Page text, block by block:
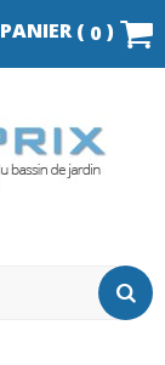
PANIER ( 0 )